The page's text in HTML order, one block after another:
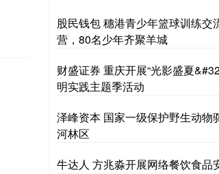
股民钱包 穗港青少年篮球训练交
营，80名少年齐聚羊城
财盛证券 重庆开展“光影盛夏
明实践主题季活动
泽峰资本 国家一级保护野生动物
河林区
牛达人 方兆淼开展网络餐饮食品